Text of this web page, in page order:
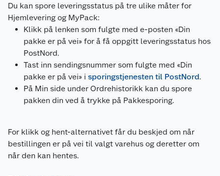
Du kan spore leveringsstatus på tre ulike måter for
Hjemlevering og MyPack:
Klikk på lenken som fulgte med e-posten «Din
pakke er på vei» for å få oppgitt leveringsstatus hos
PostNord.
Tast inn sendingsnummer som fulgte med «Din
pakke er på vei» i sporingstjenesten til PostNord.
På Min side under Ordrehistorikk kan du spore
pakken din ved å trykke på Pakkesporing.
For klikk og hent-alternativet får du beskjed om når
bestillingen er på vei til valgt varehus og deretter om
når den kan hentes.